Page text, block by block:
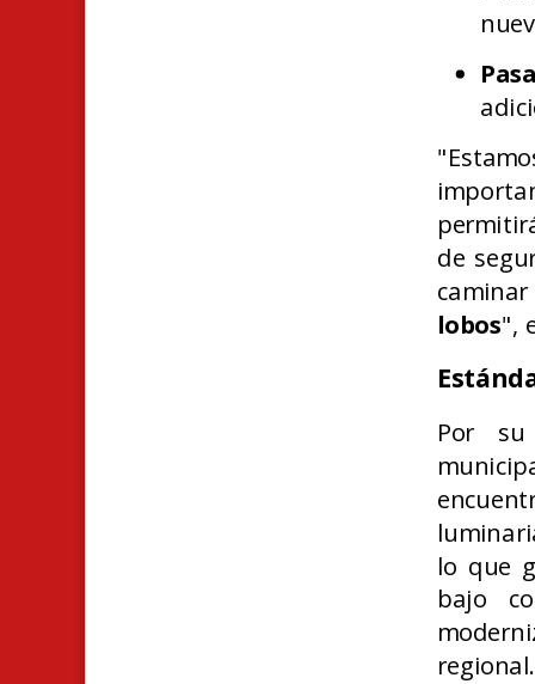
de
lobos",
Por
lo que
bajo
regional.